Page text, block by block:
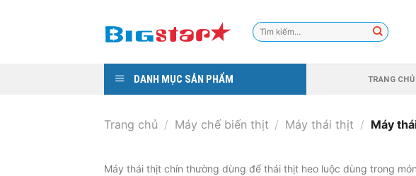
Tìm
kiếm:
DANH MỤC SẢN PHẨM TRANG CHỦ
Trang chủ / Máy chế biến thịt / Máy thái thịt / Máy
Máy thái thịt chín thường dùng để thái thịt heo luộc dùng trong